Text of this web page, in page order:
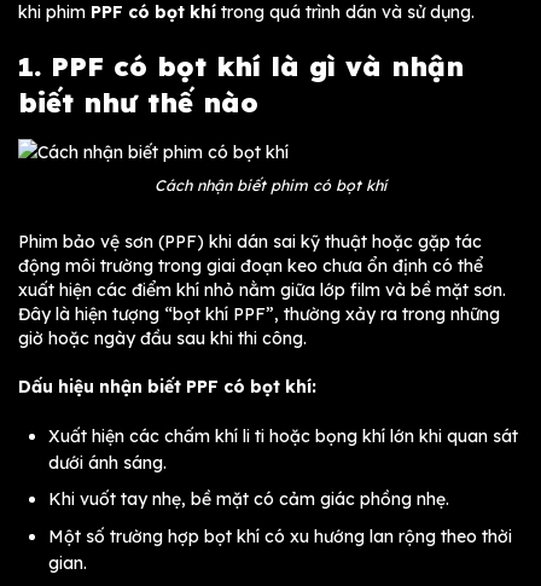
khi phim PPF có bọt khí trong quá trình dán và sử dụng.
1. PPF có bọt khí là gì và nhận
biết như thế nào
Cách nhận biết phim có bọt khí
Phim bảo vệ sơn (PPF) khi dán sai kỹ thuật hoặc gặp tác
động môi trường trong giai đoạn keo chưa ổn định có thể
xuất hiện các điểm khí nhỏ nằm giữa lớp film và bề mặt sơn.
Đây là hiện tượng “bọt khí PPF”, thường xảy ra trong những
giờ hoặc ngày đầu sau khi thi công.
Dấu hiệu nhận biết PPF có bọt khí:
Xuất hiện các chấm khí li ti hoặc bọng khí lớn khi quan sát
dưới ánh sáng.
Khi vuốt tay nhẹ, bề mặt có cảm giác phồng nhẹ.
Một số trường hợp bọt khí có xu hướng lan rộng theo thời
gian.